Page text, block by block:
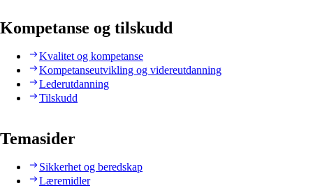
Kompetanse og tilskudd
Kvalitet og kompetanse
Kompetanseutvikling og videreutdanning
Lederutdanning
Tilskudd
Temasider
Sikkerhet og beredskap
Læremidler